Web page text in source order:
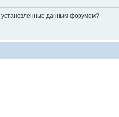
установленные данным форумом?